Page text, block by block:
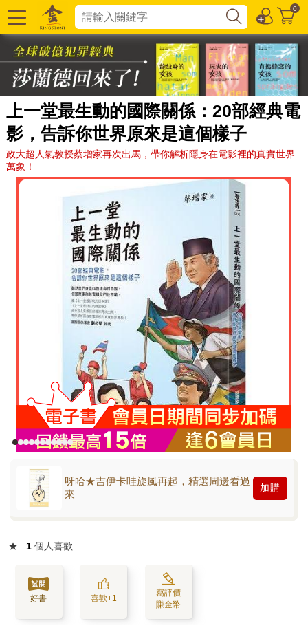
0
上一堂最生動的國際關係：20部經典電
影，告訴你世界原來是這個樣子
政大超人氣教授蔡增家再次出馬，帶你解析隱身在電影裡的真實世界
萬象！
呀哈★吉伊卡哇旋風再起，精選周邊看過
來
加購
★ 1 個人喜歡
好書 喜歡+1
寫評價
賺金幣